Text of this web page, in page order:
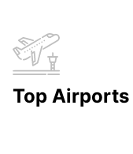
Top Airports